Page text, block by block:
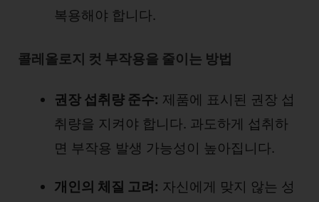
복용해야 합니다.
콜레올로지 컷 부작용을 줄이는 방법
권장 섭취량 준수: 제품에 표시된 권장 섭
취량을 지켜야 합니다. 과도하게 섭취하
면 부작용 발생 가능성이 높아집니다.
개인의 체질 고려: 자신에게 맞지 않는 성